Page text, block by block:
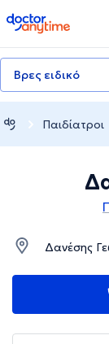
doctoranytime
Βρες ειδικό
Παιδίατροι
Δανέσης